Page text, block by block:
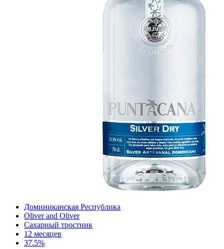
Доминиканская Республика
Oliver and Oliver
Сахарный тростник
12 месяцев
37.5%